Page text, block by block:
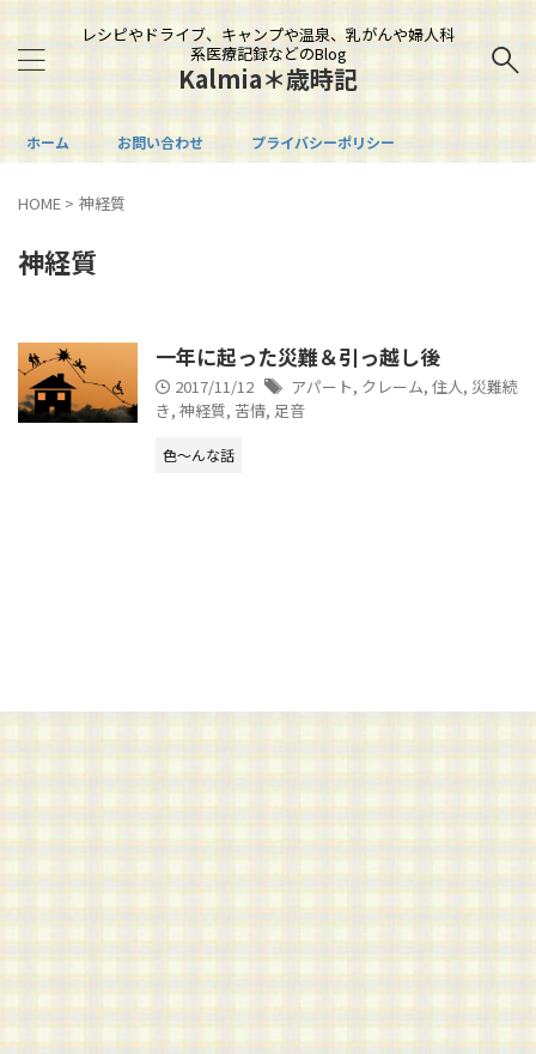
レシピやドライブ、キャンプや温泉、乳がんや婦人科
系医療記録などのBlog
Kalmia＊歳時記
ホーム お問い合わせ プライバシーポリシー
HOME > 神経質
神経質
一年に起った災難＆引っ越し後
2017/11/12 アパート, クレーム, 住人, 災難続
き, 神経質, 苦情, 足音
色～んな話